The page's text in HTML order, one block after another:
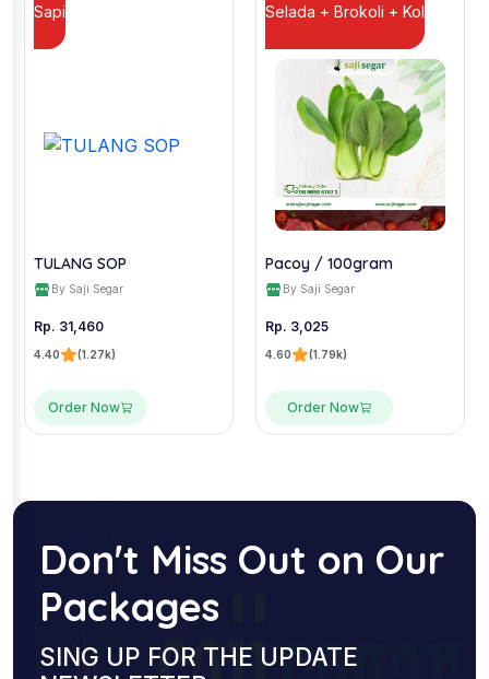
Sapi
TULANG SOP
By Saji Segar
Rp. 31,460
4.40 (1.27k)
Order Now
Selada + Brokoli + Kol
Pacoy / 100gram
By Saji Segar
Rp. 3,025
4.60 (1.79k)
Order Now
Don't Miss Out on Our
Packages
SING UP FOR THE UPDATE